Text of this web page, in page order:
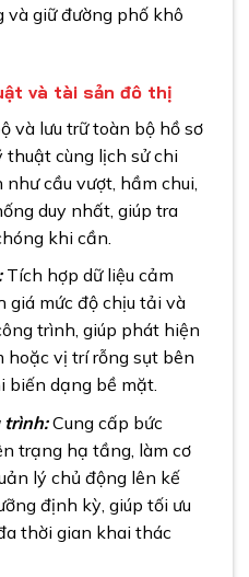
và giữ đường phố khô
và tài sản đô thị
và lưu trữ toàn bộ hồ sơ
cùng lịch sử chi
cầu vượt, hầm chui,
duy nhất, giúp tra
khi cần.
Tích hợp dữ liệu cảm
giá mức độ chịu tải và
trình, giúp phát hiện
hoặc vị trí rỗng sụt bên
biến dạng bề mặt.
trình:Cung cấp bức
trạng hạ tầng, làm cơ
lý chủ động lên kế
định kỳ, giúp tối ưu
thời gian khai thác